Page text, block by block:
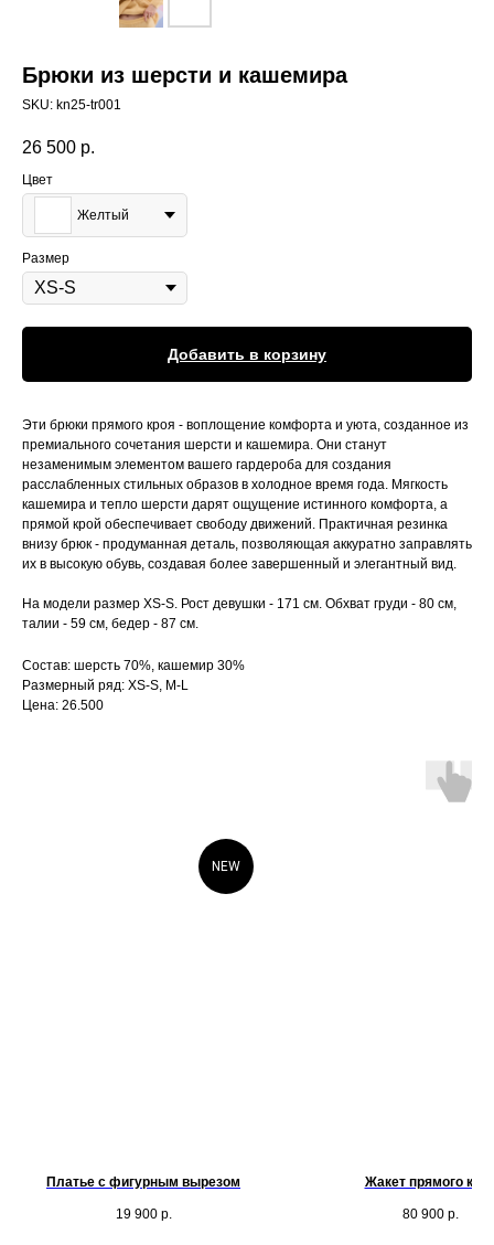
Брюки из шерсти и кашемира
SKU: kn25-tr001
26 500 р.
Цвет
Желтый
Размер
Добавить в корзину
Эти брюки прямого кроя - воплощение комфорта и уюта, созданное из
премиального сочетания шерсти и кашемира. Они станут
незаменимым элементом вашего гардероба для создания
расслабленных стильных образов в холодное время года. Мягкость
кашемира и тепло шерсти дарят ощущение истинного комфорта, а
прямой крой обеспечивает свободу движений. Практичная резинка
внизу брюк - продуманная деталь, позволяющая аккуратно заправлять
их в высокую обувь, создавая более завершенный и элегантный вид.
На модели размер XS-S. Рост девушки - 171 см. Обхват груди - 80 см,
талии - 59 см, бедер - 87 см.
Состав: шерсть 70%, кашемир 30%
Размерный ряд: XS-S, M-L
Цена: 26.500
NEW
Платье с фигурным вырезом
19 900 р.
Жакет прямого
80 900 р.